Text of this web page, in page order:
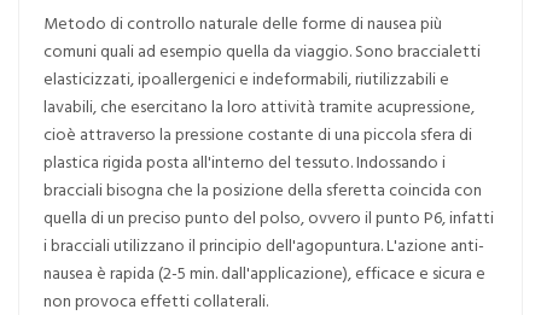
Metodo di controllo naturale delle forme di nausea più
comuni quali ad esempio quella da viaggio. Sono braccialetti
elasticizzati, ipoallergenici e indeformabili, riutilizzabili e
lavabili, che esercitano la loro attività tramite acupressione,
cioè attraverso la pressione costante di una piccola sfera di
plastica rigida posta all'interno del tessuto. Indossando i
bracciali bisogna che la posizione della sferetta coincida con
quella di un preciso punto del polso, ovvero il punto P6, infatti
i bracciali utilizzano il principio dell'agopuntura. L'azione anti-
nausea è rapida (2-5 min. dall'applicazione), efficace e sicura e
non provoca effetti collaterali.